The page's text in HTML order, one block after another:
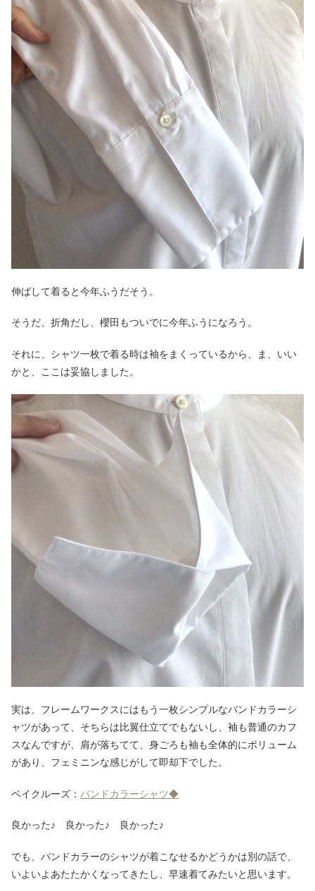
伸ばして着ると今年ふうだそう。
そうだ、折角だし、櫻田もついでに今年ふうになろう。
それに、シャツ一枚で着る時は袖をまくっているから、ま、いい
かと、ここは妥協しました。
実は、フレームワークスにはもう一枚シンプルなバンドカラーシ
ャツがあって、そちらは比翼仕立てでもないし、袖も普通のカフ
スなんですが、肩が落ちてて、身ごろも袖も全体的にボリューム
があり、フェミニンな感じがして即却下でした。
ベイクルーズ： バンドカラーシャツ◆
良かった♪ 良かった♪ 良かった♪
でも、バンドカラーのシャツが着こなせるかどうかは別の話で、
いよいよあたたかくなってきたし、早速着てみたいと思います。